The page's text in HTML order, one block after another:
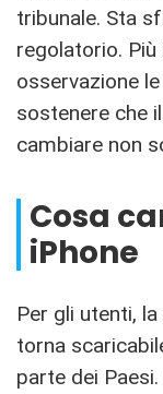
tribunale. Sta
regolatorio.
osservazione
sostenere che
cambiare non
Cosa
iPhone
Per gli utenti,
torna
parte dei